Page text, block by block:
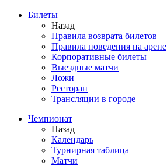
Билеты
Назад
Правила возврата билетов
Правила поведения на арене
Корпоративные билеты
Выездные матчи
Ложи
Ресторан
Трансляции в городе
Чемпионат
Назад
Календарь
Турнирная таблица
Матчи